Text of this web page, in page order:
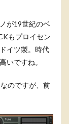
が19世紀のベ
もプロイセン
イツ製。時代
いですね。
のですが、前